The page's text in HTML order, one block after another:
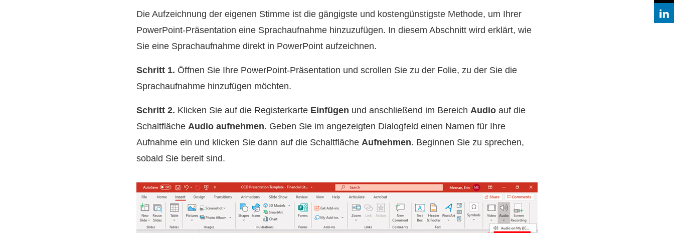
Die Aufzeichnung der eigenen Stimme ist die gängigste und kostengünstigste Methode, um Ihrer
PowerPoint-Präsentation eine Sprachaufnahme hinzuzufügen. In diesem Abschnitt wird erklärt, wie
Sie eine Sprachaufnahme direkt in PowerPoint aufzeichnen.
Schritt 1. Öffnen Sie Ihre PowerPoint-Präsentation und scrollen Sie zu der Folie, zu der Sie die
Sprachaufnahme hinzufügen möchten.
Schritt 2. Klicken Sie auf die Registerkarte Einfügen und anschließend im Bereich Audio auf die
Schaltfläche Audio aufnehmen. Geben Sie im angezeigten Dialogfeld einen Namen für Ihre
Aufnahme ein und klicken Sie dann auf die Schaltfläche Aufnehmen. Beginnen Sie zu sprechen,
sobald Sie bereit sind.